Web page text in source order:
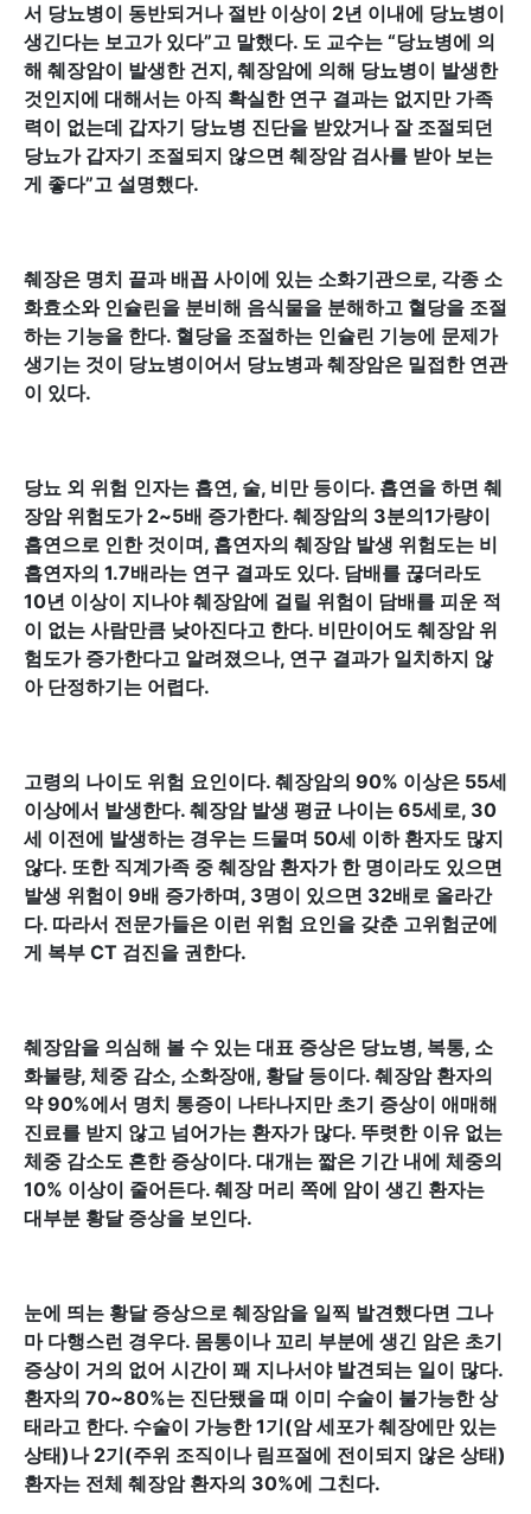
서 당뇨병이 동반되거나 절반 이상이 2년 이내에 당뇨병이
생긴다는 보고가 있다”고 말했다. 도 교수는 “당뇨병에 의
해 췌장암이 발생한 건지, 췌장암에 의해 당뇨병이 발생한
것인지에 대해서는 아직 확실한 연구 결과는 없지만 가족
력이 없는데 갑자기 당뇨병 진단을 받았거나 잘 조절되던
당뇨가 갑자기 조절되지 않으면 췌장암 검사를 받아 보는
게 좋다”고 설명했다.
췌장은 명치 끝과 배꼽 사이에 있는 소화기관으로, 각종 소
화효소와 인슐린을 분비해 음식물을 분해하고 혈당을 조절
하는 기능을 한다. 혈당을 조절하는 인슐린 기능에 문제가
생기는 것이 당뇨병이어서 당뇨병과 췌장암은 밀접한 연관
이 있다.
당뇨 외 위험 인자는 흡연, 술, 비만 등이다. 흡연을 하면 췌
장암 위험도가 2~5배 증가한다. 췌장암의 3분의1가량이
흡연으로 인한 것이며, 흡연자의 췌장암 발생 위험도는 비
흡연자의 1.7배라는 연구 결과도 있다. 담배를 끊더라도
10년 이상이 지나야 췌장암에 걸릴 위험이 담배를 피운 적
이 없는 사람만큼 낮아진다고 한다. 비만이어도 췌장암 위
험도가 증가한다고 알려졌으나, 연구 결과가 일치하지 않
아 단정하기는 어렵다.
고령의 나이도 위험 요인이다. 췌장암의 90% 이상은 55세
이상에서 발생한다. 췌장암 발생 평균 나이는 65세로, 30
세 이전에 발생하는 경우는 드물며 50세 이하 환자도 많지
않다. 또한 직계가족 중 췌장암 환자가 한 명이라도 있으면
발생 위험이 9배 증가하며, 3명이 있으면 32배로 올라간
다. 따라서 전문가들은 이런 위험 요인을 갖춘 고위험군에
게 복부 CT 검진을 권한다.
췌장암을 의심해 볼 수 있는 대표 증상은 당뇨병, 복통, 소
화불량, 체중 감소, 소화장애, 황달 등이다. 췌장암 환자의
약 90%에서 명치 통증이 나타나지만 초기 증상이 애매해
진료를 받지 않고 넘어가는 환자가 많다. 뚜렷한 이유 없는
체중 감소도 흔한 증상이다. 대개는 짧은 기간 내에 체중의
10% 이상이 줄어든다. 췌장 머리 쪽에 암이 생긴 환자는
대부분 황달 증상을 보인다.
눈에 띄는 황달 증상으로 췌장암을 일찍 발견했다면 그나
마 다행스런 경우다. 몸통이나 꼬리 부분에 생긴 암은 초기
증상이 거의 없어 시간이 꽤 지나서야 발견되는 일이 많다.
환자의 70~80%는 진단됐을 때 이미 수술이 불가능한 상
태라고 한다. 수술이 가능한 1기(암 세포가 췌장에만 있는
상태)나 2기(주위 조직이나 림프절에 전이되지 않은 상태)
환자는 전체 췌장암 환자의 30%에 그친다.